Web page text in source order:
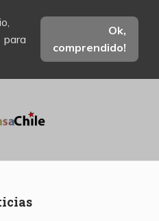
para
Ok,
comprendido!